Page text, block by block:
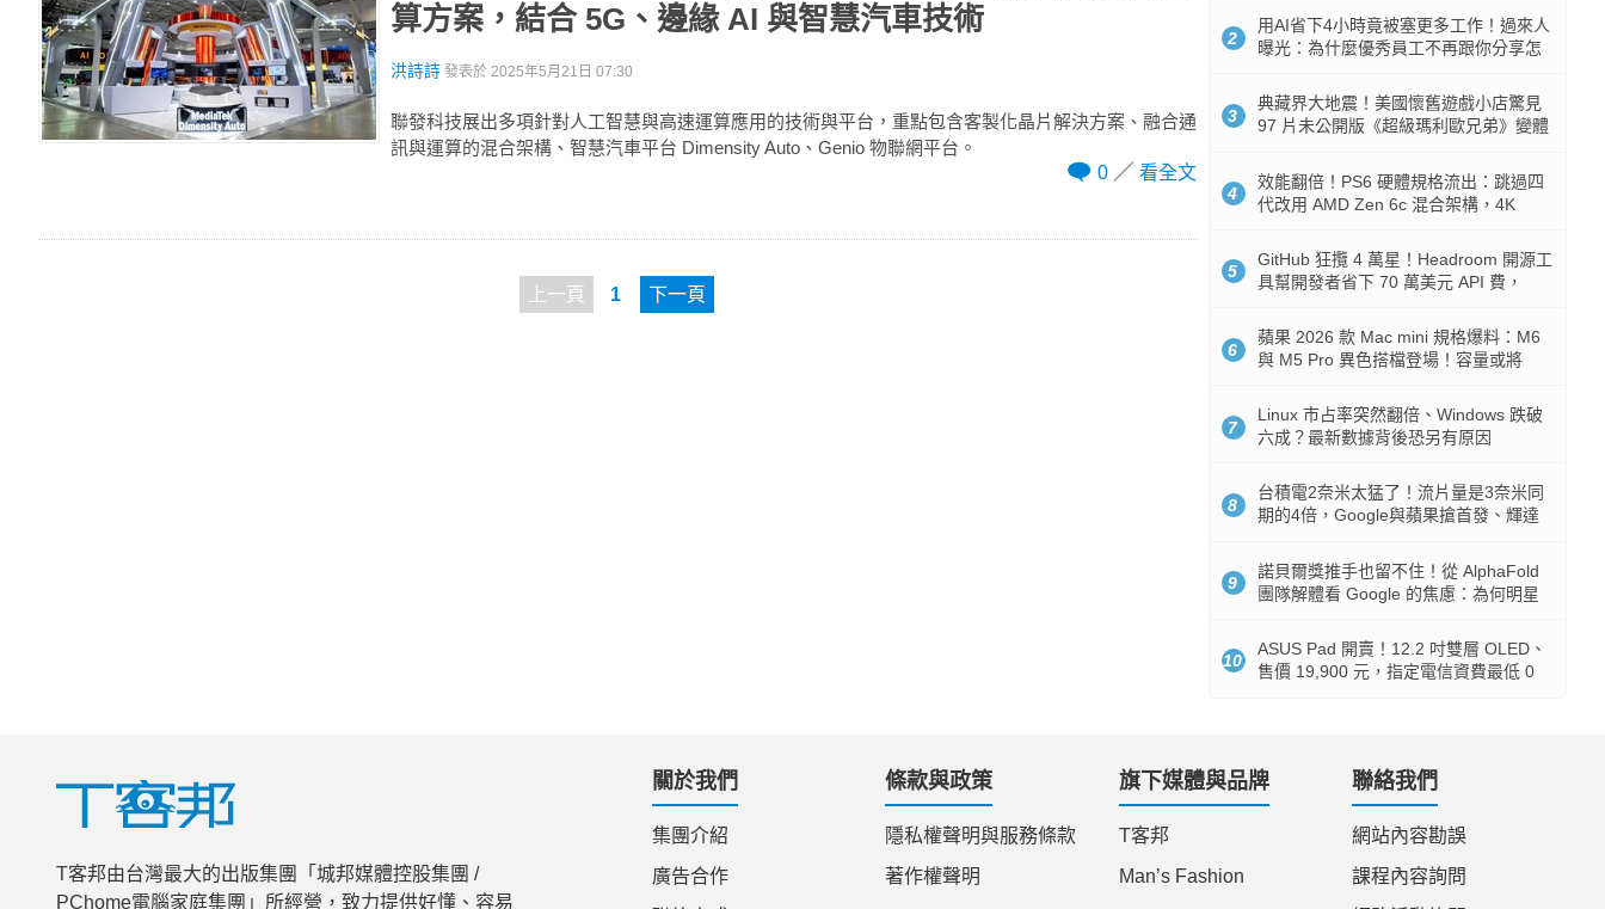
算方案，結合 5G、邊緣 AI 與智慧汽車技術
洪詩詩 發表於 2025年5月21日 07:30
聯發科技展出多項針對人工智慧與高速運算應用的技術與平台，重點包含客製化晶片解決方案、融合通
訊與運算的混合架構、智慧汽車平台 Dimensity Auto、Genio 物聯網平台。
0
看全文
上一頁 1 下一頁
2
用AI省下4小時竟被塞更多工作！過來人
曝光：為什麼優秀員工不再跟你分享怎
3
典藏界大地震！美國懷舊遊戲小店驚見
97 片未公開版《超級瑪利歐兄弟》變體
4
效能翻倍！PS6 硬體規格流出：跳過四
代改用 AMD Zen 6c 混合架構，4K
5
GitHub 狂攬 4 萬星！Headroom 開源工
具幫開發者省下 70 萬美元 API 費，
6
蘋果 2026 款 Mac mini 規格爆料：M6
與 M5 Pro 異色搭檔登場！容量或將
7
Linux 市占率突然翻倍、Windows 跌破
六成？最新數據背後恐另有原因
8
台積電2奈米太猛了！流片量是3奈米同
期的4倍，Google與蘋果搶首發、輝達
9
諾貝爾獎推手也留不住！從 AlphaFold
團隊解體看 Google 的焦慮：為何明星
10
ASUS Pad 開賣！12.2 吋雙層 OLED、
售價 19,900 元，指定電信資費最低 0
T客邦由台灣最大的出版集團「城邦媒體控股集團 /
PChome電腦家庭集團」所經營，致力提供好懂、容易
關於我們
集團介紹
廣告合作
條款與政策
隱私權聲明與服務條款
著作權聲明
旗下媒體與品牌
T客邦
Man’s Fashion
聯絡我們
網站內容勘誤
課程內容詢問